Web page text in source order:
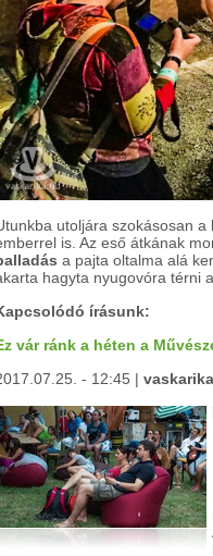
utoljára szokásosan a
is. Az eső átkának
a pajta oltalma alá
hagyta nyugovóra térni
írásunk:
vár ránk a héten a
- 12:45 |